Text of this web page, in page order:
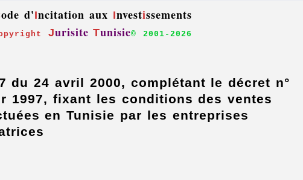
ode d'Incitation aux Investissements
JurisiteTunisie© 2001-2026
du 24 avril 2000, complétant le décret n°
1997, fixant les conditions des ventes
en Tunisie par les entreprises